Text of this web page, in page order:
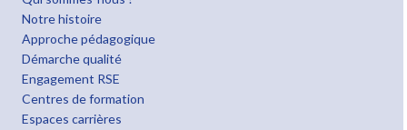
Notre histoire
Approche pédagogique
Démarche qualité
Engagement RSE
Centres de formation
Espaces carrières